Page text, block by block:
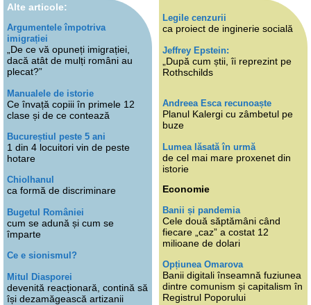
Alte articole:
Argumentele împotriva
imigrației
„De ce vă opuneți imigrației,
dacă atât de mulți români au
plecat?”
Manualele de istorie
Ce învață copiii în primele 12
clase și de ce contează
Bucureștiul peste 5 ani
1 din 4 locuitori vin de peste
hotare
Chiolhanul
ca formă de discriminare
Bugetul României
cum se adună și cum se
împarte
Ce e sionismul?
Mitul Diasporei
devenită reacționară, contină să
își dezamăgească artizanii
Legile cenzurii
ca proiect de inginerie socială
Jeffrey Epstein:
„După cum știi, îi reprezint pe
Rothschilds
Andreea Esca recunoaște
Planul Kalergi cu zâmbetul pe
buze
Lumea lăsată în urmă
de cel mai mare proxenet din
istorie
Economie
Banii și pandemia
Cele două săptămâni când
fiecare „caz” a costat 12
milioane de dolari
Opțiunea Omarova
Banii digitali înseamnă fuziunea
dintre comunism și capitalism în
Registrul Poporului